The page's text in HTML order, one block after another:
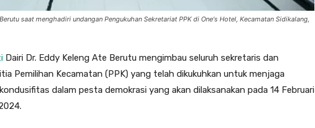
saat menghadiri undangan Pengukuhan Sekretariat PPK di One's Hotel, Kecamatan Sidikalang,
Dairi Dr. Eddy Keleng Ate Berutu mengimbau seluruh sekretaris dan
Pemilihan Kecamatan (PPK) yang telah dikukuhkan untuk menjaga
dalam pesta demokrasi yang akan dilaksanakan pada 14 Februari